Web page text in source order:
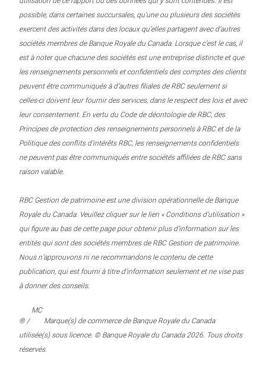
possible, dans certaines succursales, qu’une ou plusieurs des sociétés
exercent des activités dans des locaux qu’elles partagent avec d’autres
sociétés membres de Banque Royale du Canada. Lorsque c’est le cas, il
est à noter que chacune des sociétés est une entreprise distincte et que
les renseignements personnels et confidentiels des comptes des clients
peuvent être communiqués à d’autres filiales de RBC seulement si
celles-ci doivent leur fournir des services, dans le respect des lois et avec
leur consentement. En vertu du Code de déontologie de RBC, des
Principes de protection des renseignements personnels à RBC et de la
Politique des conflits d’intérêts RBC, les renseignements confidentiels
ne peuvent pas être communiqués entre sociétés affiliées de RBC sans
raison valable.
RBC Gestion de patrimoine est une division opérationnelle de Banque
Royale du Canada. Veuillez cliquer sur le lien « Conditions d’utilisation »
qui figure au bas de cette page pour obtenir plus d’information sur les
entités qui sont des sociétés membres de RBC Gestion de patrimoine.
Nous n’approuvons ni ne recommandons le contenu de cette
publication, qui est fourni à titre d’information seulement et ne vise pas
à donner des conseils.
® /
MC
Marque(s) de commerce de Banque Royale du Canada
utilisée(s) sous licence. © Banque Royale du Canada 2026. Tous droits
réservés.